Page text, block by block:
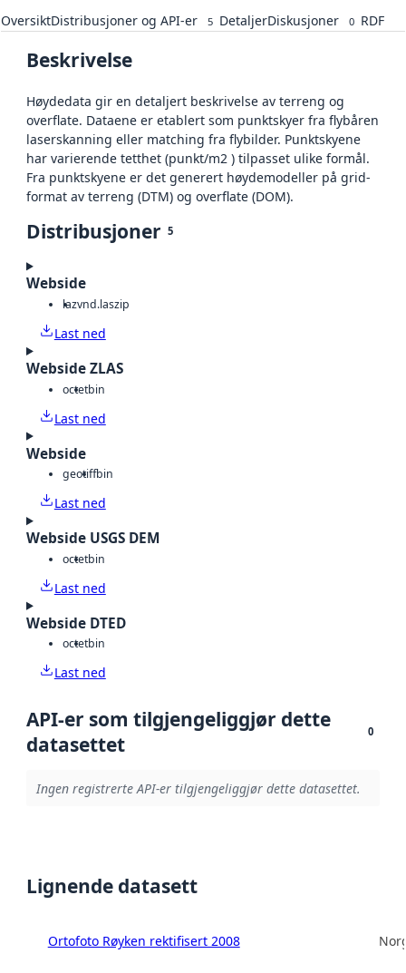
OversiktDistribusjoner og API-er 5 DetaljerDiskusjoner 0 RDF
Beskrivelse
Høydedata gir en detaljert beskrivelse av terreng og
overflate. Dataene er etablert som punktskyer fra flybåren
laserskanning eller matching fra flybilder. Punktskyene
har varierende tetthet (punkt/m2 ) tilpasset ulike formål.
Fra punktskyene er det generert høydemodeller på grid-
format av terreng (DTM) og overflate (DOM).
Distribusjoner 5
Webside
lazvnd.laszip
Last ned
Webside ZLAS
octetbin
Last ned
Webside
geotiffbin
Last ned
Webside USGS DEM
octetbin
Last ned
Webside DTED
octetbin
Last ned
API-er som tilgjengeliggjør dette
datasettet
0
Ingen registrerte API-er tilgjengeliggjør dette datasettet.
Lignende datasett
Ortofoto Røyken rektifisert 2008